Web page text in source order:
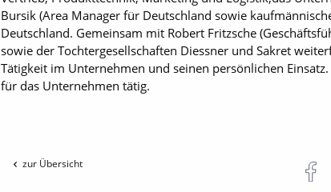
Bursik (Area Manager für Deutschland sowie
Deutschland. Gemeinsam mit Robert Fritzsche
sowie der Tochtergesellschaften Diessner und Sakret
Tätigkeit im Unternehmen und seinen persönlichen
für das Unternehmen tätig.
zur Übersicht